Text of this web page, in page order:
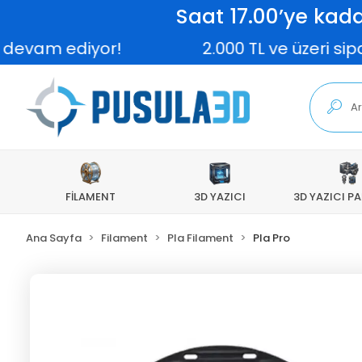
Saat 17.00’ye
2.000 TL ve üzeri
FİLAMENT 3D YAZICI 3D YAZICI
Ana Sayfa Filament Pla Filament Pla Pro